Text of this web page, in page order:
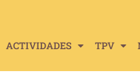
ACTIVIDADES TPV